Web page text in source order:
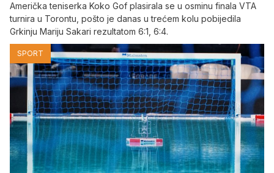
Američka teniserka Koko Gof plasirala se u osminu finala VTA
turnira u Torontu, pošto je danas u trećem kolu pobijedila
Grkinju Mariju Sakari rezultatom 6:1, 6:4.
SPORT